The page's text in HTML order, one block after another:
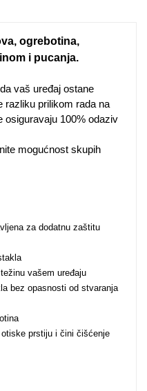
ogrebotina,
i pucanja.
vaš uređaj ostane
razliku prilikom rada na
osiguravaju 100% odaziv
mogućnost skupih
za dodatnu zaštitu
vašem uređaju
bez opasnosti od stvaranja
prstiju i čini čišćenje
motivi
Dječji motivi